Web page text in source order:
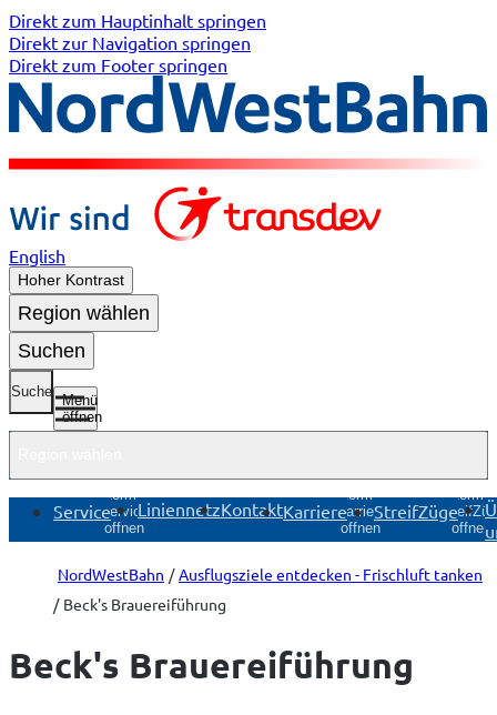
Direkt zum Hauptinhalt springen
Direkt zur Navigation springen
Direkt zum Footer springen
English
Hoher Kontrast
Region wählen
Suchen
Suche
Menü
öffnen
Service
Untermenü
Service
öffnen
LiniennetzKontaktKarriere
Untermenü
Karriere
öffnen
StreifZüge
öffnen
NordWestBahn
Ausflugsziele entdecken - Frischluft tanken
Beck's Brauereiführung
Beck's Brauereiführung